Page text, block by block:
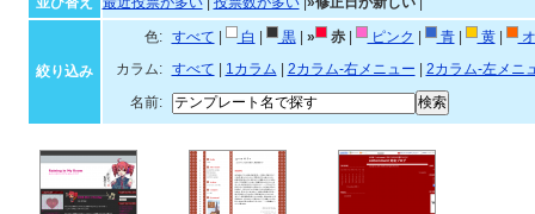
絞り込み
色: すべて 白 黒| » 赤| ピンク 青| 黄|
カラム:
すべて 1カラム 2カラム-右メニュー
2カラム-左メニ
名前: